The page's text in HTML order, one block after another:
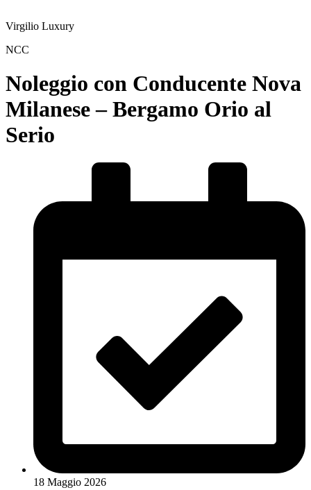
Virgilio Luxury
NCC
Noleggio con Conducente Nova
Milanese – Bergamo Orio al
Serio
18 Maggio 2026